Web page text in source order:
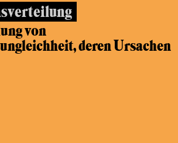
von
deren Ursachen